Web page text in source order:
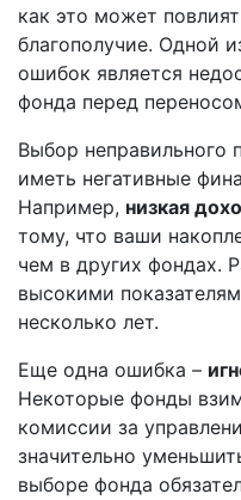
как это может
благополучие. Одной
ошибок является
фонда перед
Выбор неправильного
иметь негативные
Например, низкая
тому, что ваши
чем в других фондах.
высокими
несколько лет.
Еще одна ошибка –
Некоторые фонды
комиссии за
значительно
выборе фонда